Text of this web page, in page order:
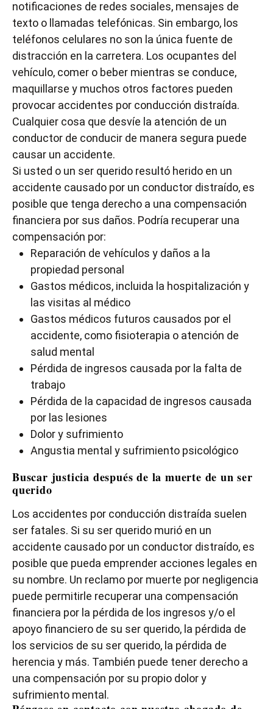
notificaciones de redes sociales, mensajes de
texto o llamadas telefónicas. Sin embargo, los
teléfonos celulares no son la única fuente de
distracción en la carretera. Los ocupantes del
vehículo, comer o beber mientras se conduce,
maquillarse y muchos otros factores pueden
provocar accidentes por conducción distraída.
Cualquier cosa que desvíe la atención de un
conductor de conducir de manera segura puede
causar un accidente.
Si usted o un ser querido resultó herido en un
accidente causado por un conductor distraído, es
posible que tenga derecho a una compensación
financiera por sus daños. Podría recuperar una
compensación por:
Reparación de vehículos y daños a la
propiedad personal
Gastos médicos, incluida la hospitalización y
las visitas al médico
Gastos médicos futuros causados por el
accidente, como fisioterapia o atención de
salud mental
Pérdida de ingresos causada por la falta de
trabajo
Pérdida de la capacidad de ingresos causada
por las lesiones
Dolor y sufrimiento
Angustia mental y sufrimiento psicológico
Buscar justicia después de la muerte de un ser
querido
Los accidentes por conducción distraída suelen
ser fatales. Si su ser querido murió en un
accidente causado por un conductor distraído, es
posible que pueda emprender acciones legales en
su nombre. Un reclamo por muerte por negligencia
puede permitirle recuperar una compensación
financiera por la pérdida de los ingresos y/o el
apoyo financiero de su ser querido, la pérdida de
los servicios de su ser querido, la pérdida de
herencia y más. También puede tener derecho a
una compensación por su propio dolor y
sufrimiento mental.